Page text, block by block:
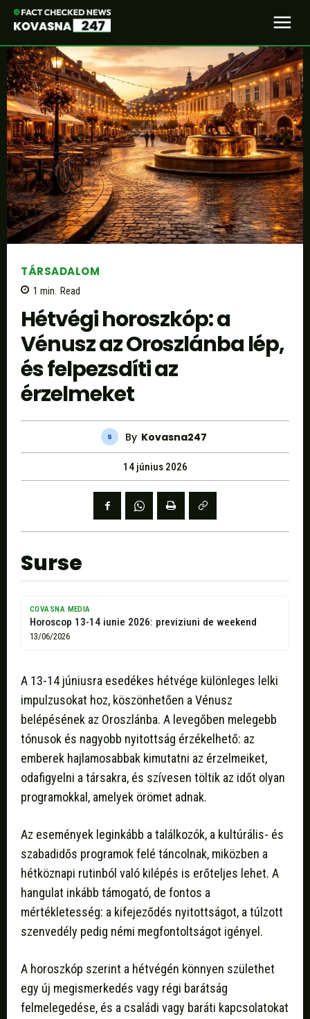
TÁRSADALOM
1 min. Read
Hétvégi horoszkóp: a
Vénusz az Oroszlánba lép,
és felpezsdíti az
érzelmeket
By Kovasna247
14 június 2026
Surse
COVASNA MEDIA
Horoscop 13-14 iunie 2026: previziuni de weekend
13/06/2026
A 13-14 júniusra esedékes hétvége különleges lelki
impulzusokat hoz, köszönhetően a Vénusz
belépésének az Oroszlánba. A levegőben melegebb
tónusok és nagyobb nyitottság érzékelhető: az
emberek hajlamosabbak kimutatni az érzelmeiket,
odafigyelni a társakra, és szívesen töltik az időt olyan
programokkal, amelyek örömet adnak.
Az események leginkább a találkozók, a kultúrális- és
szabadidős programok felé táncolnak, miközben a
hétköznapi rutinból való kilépés is erőteljes lehet. A
hangulat inkább támogató, de fontos a
mértékletesség: a kifejeződés nyitottságot, a túlzott
szenvedély pedig némi megfontoltságot igényel.
A horoszkóp szerint a hétvégén könnyen születhet
egy új megismerkedés vagy régi barátság
felmelegedése, és a családi vagy baráti kapcsolatokat